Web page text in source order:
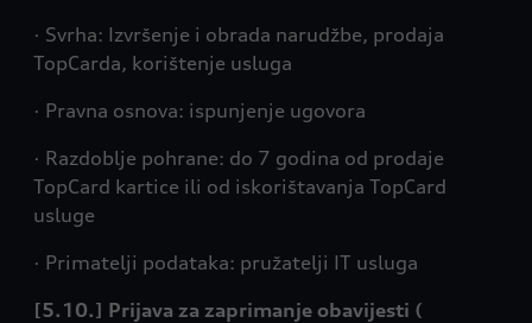
· Svrha: Izvršenje i obrada narudžbe, prodaja
TopCarda, korištenje usluga
· Pravna osnova: ispunjenje ugovora
· Razdoblje pohrane: do 7 godina od prodaje
TopCard kartice ili od iskorištavanja TopCard
usluge
· Primatelji podataka: pružatelji IT usluga
[5.10.] Prijava za zaprimanje obavijesti (